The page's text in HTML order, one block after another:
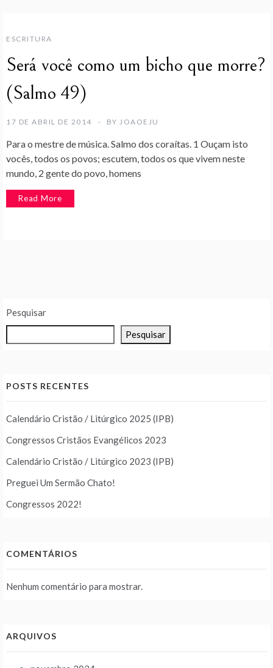
ESCRITURA
Será você como um bicho que morre?
(Salmo 49)
17 DE ABRIL DE 2014 BY JOAOEJU
Para o mestre de música. Salmo dos coraítas. 1 Ouçam isto
vocês, todos os povos; escutem, todos os que vivem neste
mundo, 2 gente do povo, homens
Read More
Pesquisar
Pesquisar
POSTS RECENTES
Calendário Cristão / Litúrgico 2025 (IPB)
Congressos Cristãos Evangélicos 2023
Calendário Cristão / Litúrgico 2023 (IPB)
Preguei Um Sermão Chato!
Congressos 2022!
COMENTÁRIOS
Nenhum comentário para mostrar.
ARQUIVOS